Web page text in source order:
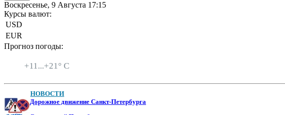
Воскресенье, 9 Августа 17:15
Курсы валют:
USD
EUR
Прогноз погоды:
+11...+21° C
НОВОСТИ
Дорожное движение Санкт-Петербурга